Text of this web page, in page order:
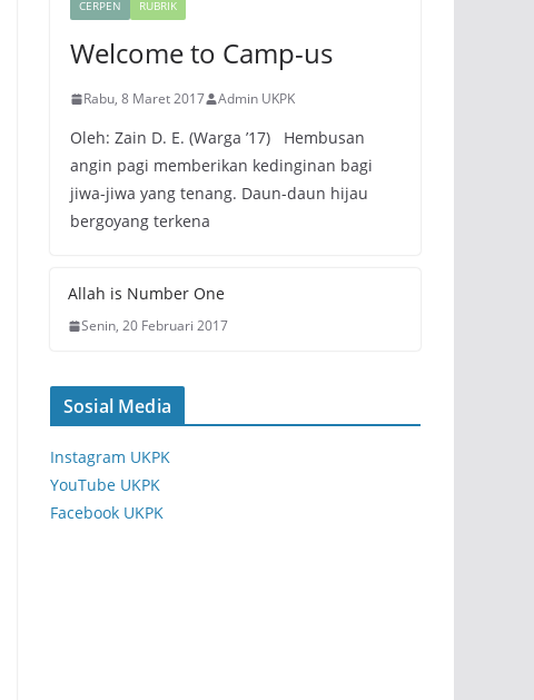
CERPEN RUBRIK
Welcome to Camp-us
Rabu, 8 Maret 2017 Admin UKPK
Oleh: Zain D. E. (Warga ’17) Hembusan
angin pagi memberikan kedinginan bagi
jiwa-jiwa yang tenang. Daun-daun hijau
bergoyang terkena
Allah is Number One
Senin, 20 Februari 2017
Sosial Media
Instagram UKPK
YouTube UKPK
Facebook UKPK